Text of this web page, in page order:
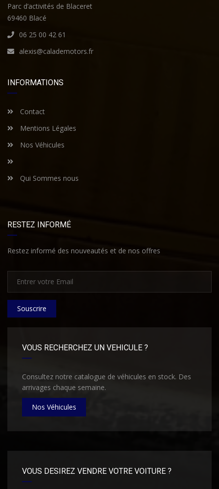
Parc d’activités de Blaceret
69460 Blacé
06 25 00 42 61
alexis@calademotors.fr
INFORMATIONS
Contact
Mentions Légales
Nos Véhicules
Qui Sommes nous
RESTEZ INFORMÉ
Restez informé des nouveautés et de nos offres
Souscrire
VOUS RECHERCHEZ UN VEHICULE ?
Consultez notre catalogue de véhicules en stock. Des
arrivages chaque semaine.
Nos Véhicules
VOUS DESIREZ VENDRE VOTRE VOITURE ?